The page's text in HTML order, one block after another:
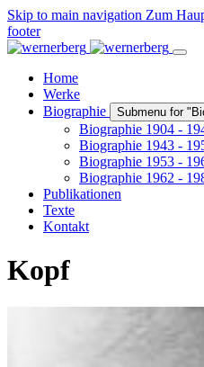
Skip to main navigation Zum
footer
Home
Werke
Biographie
Submenu for
Biographie 1904 -
Biographie 1943 -
Biographie 1953 -
Biographie 1962 -
Publikationen
Texte
Kontakt
Kopf